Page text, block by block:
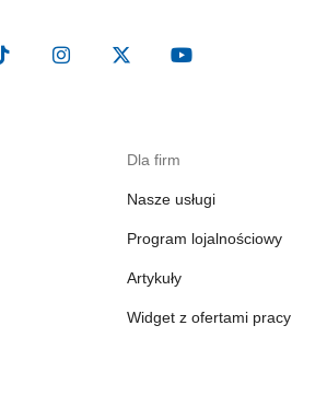
Dla firm
Nasze usługi
Program lojalnościowy
Artykuły
Widget z ofertami pracy